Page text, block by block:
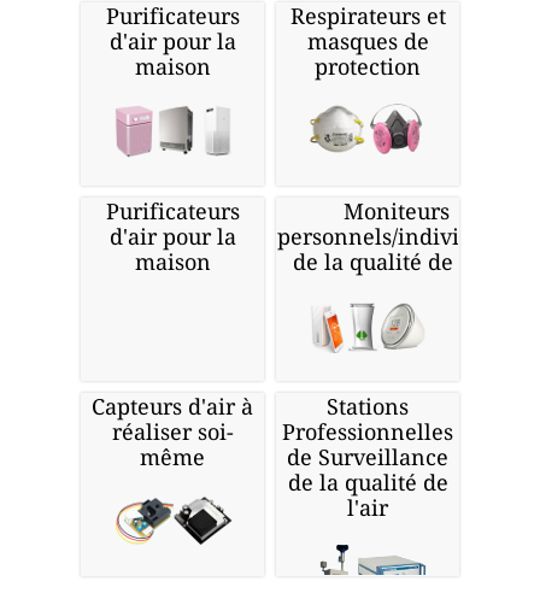
Purificateurs
d'air pour la
maison
Respirateurs et
masques de
protection
Purificateurs
d'air pour la
maison
Moniteurs
personnels/individuels
de la qualité de l'air
Capteurs d'air à
réaliser soi-
même
Stations
Professionnelles
de Surveillance
de la qualité de
l'air